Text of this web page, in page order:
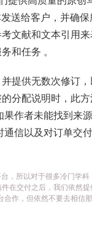
送给客户，并确
文献和文本引用
和任务 。
提供无数次修订
分配说明时，此
作者未能找到来
信以及对订单交
，所以对于很多冷门学
件在交付之后，我们依然
作，但依然不要去相信